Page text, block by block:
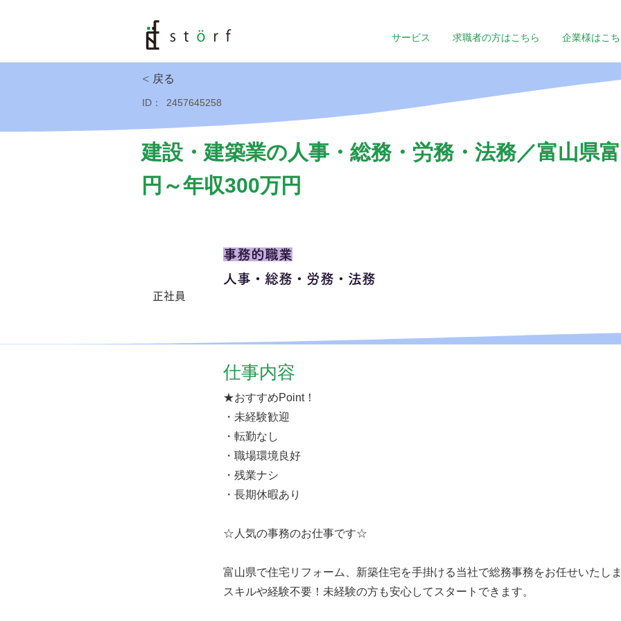
サービス 求職者の方はこちら 企業様はこ
< 戻る
ID： 2457645258
建設・建築業の人事・総務・労務・法務／富山県
円～年収300万円
正社員
事務的職業
人事・総務・労務・法務
仕事内容
★おすすめPoint！
・未経験歓迎
・転勤なし
・職場環境良好
・残業ナシ
・長期休暇あり
☆人気の事務のお仕事です☆
富山県で住宅リフォーム、新築住宅を手掛ける当社で総務事務をお任せいたし
スキルや経験不要！未経験の方も安心してスタートできます。